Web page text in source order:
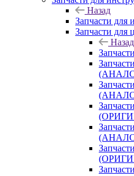
Назад
Запчасти для
Запчасти для
Назад